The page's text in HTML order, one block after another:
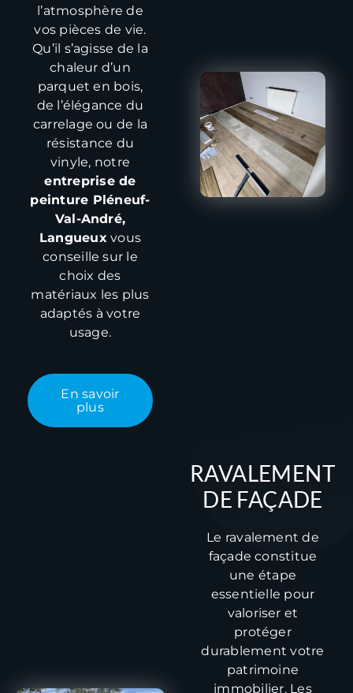
l’atmosphère de
vos pièces de vie.
Qu’il s’agisse de la
chaleur d’un
parquet en bois,
de l’élégance du
carrelage ou de la
résistance du
vinyle, notre
entreprise de
peinture Pléneuf-
Val-André,
Langueuxvous
conseille sur le
choix des
matériaux les plus
adaptés à votre
usage.
En savoir
plus
RAVALEMENT
DE FAÇADE
Le ravalement de
façade constitue
une étape
essentielle pour
valoriser et
protéger
durablement votre
patrimoine
immobilier. Les